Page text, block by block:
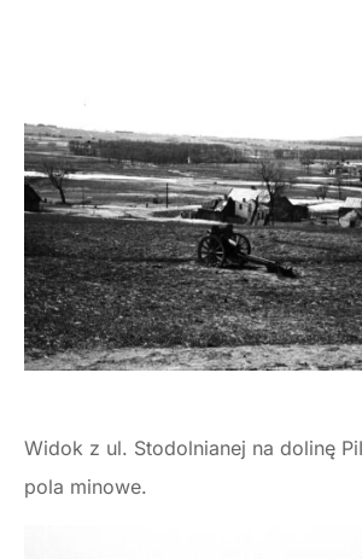
Widok z ul. Stodolnianej na dolinę
pola minowe.